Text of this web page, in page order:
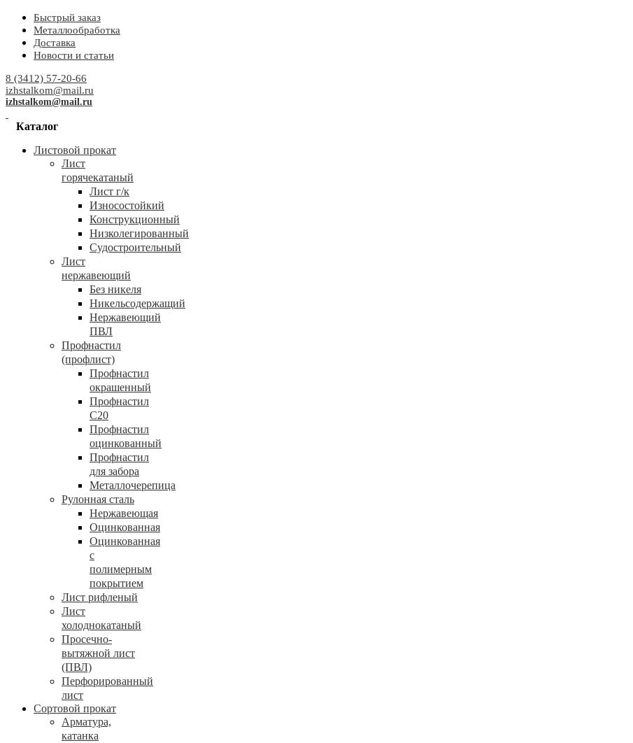
Быстрый заказ
Металлообработка
Доставка
Новости и статьи
8 (3412) 57-20-66
izhstalkom@mail.ru
izhstalkom@mail.ru
Каталог
Листовой прокат
Лист
горячекатаный
Лист г/к
Износостойкий
Конструкционный
Низколегированный
Судостроительный
Лист
нержавеющий
Без никеля
Никельсодержащий
Нержавеющий
ПВЛ
Профнастил
(профлист)
Профнастил
окрашенный
Профнастил
С20
Профнастил
оцинкованный
Профнастил
для забора
Металлочерепица
Рулонная сталь
Нержавеющая
Оцинкованная
Оцинкованная
с
полимерным
покрытием
Лист рифленый
Лист
холоднокатаный
Просечно-
вытяжной лист
(ПВЛ)
Перфорированный
лист
Сортовой прокат
Арматура,
катанка